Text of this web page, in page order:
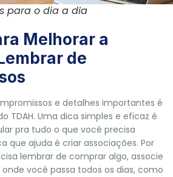
para o dia a dia
Melhorar a
de
e detalhes importantes é
TDAH. Uma dica simples e eficaz é
pra tudo o que você precisa
que ajuda é criar associações. Por
lembrar de comprar algo, associe
você passa todos os dias, como